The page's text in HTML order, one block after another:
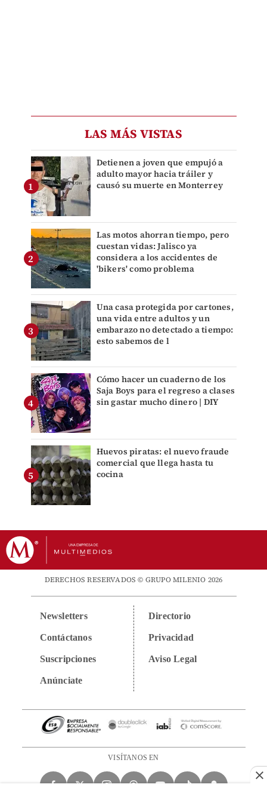
LAS MÁS VISTAS
Detienen a joven que empujó a
adulto mayor hacia tráiler y
causó su muerte en Monterrey
Las motos ahorran tiempo, pero
cuestan vidas: Jalisco ya
considera a los accidentes de
'bikers' como problema
Una casa protegida por cartones,
una vida entre adultos y un
embarazo no detectado a tiempo:
esto sabemos de l
Cómo hacer un cuaderno de los
Saja Boys para el regreso a clases
sin gastar mucho dinero | DIY
Huevos piratas: el nuevo fraude
comercial que llega hasta tu
cocina
DERECHOS RESERVADOS © GRUPO MILENIO 2026
Newsletters
Contáctanos
Suscripciones
Anúnciate
Directorio
Privacidad
Aviso Legal
VISÍTANOS EN